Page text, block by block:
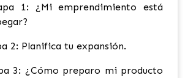
1: ¿Mi emprendimiento está
2: Planifica tu expansión.
3: ¿Cómo preparo mi producto